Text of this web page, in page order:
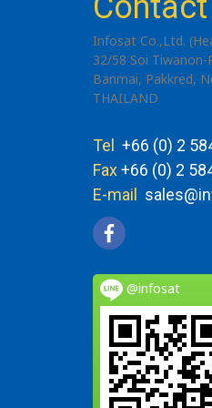
Infosat Co.,Ltd.
32/58 Soi
Banmai, Pakkred,
THAILAND
Tel
+66 (0) 2
Fax+66 (0) 2
E-mail
@infosat